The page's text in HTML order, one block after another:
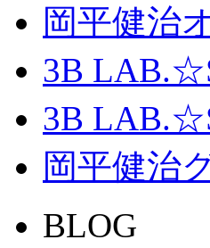
岡平健治
3B
3B
岡平健治
BLOG